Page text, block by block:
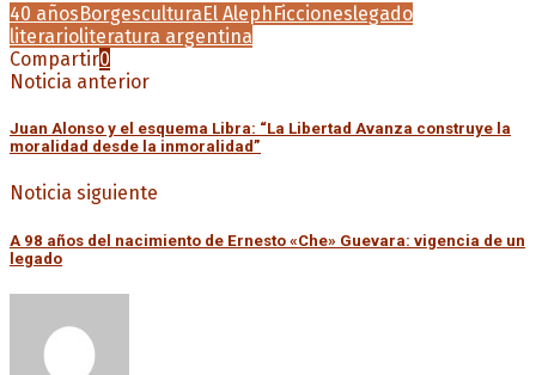
40 añosBorgesculturaEl AlephFiccioneslegado
literarioliteratura argentina
Compartir0
Noticia anterior
Juan Alonso y el esquema Libra: “La Libertad Avanza construye la
moralidad desde la inmoralidad”
Noticia siguiente
A 98 años del nacimiento de Ernesto «Che» Guevara: vigencia de un
legado